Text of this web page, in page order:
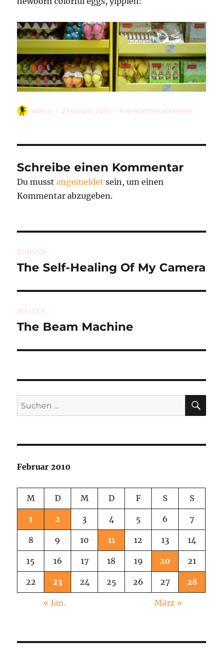
Autor
admin
Veröffentlicht
2 Februar, 2010 Kategorien
Hier kommt alles rein!
Schreibe einen Kommentar
Du musstangemeldet sein, um einen
Kommentar abzugeben.
ZURÜCK
Vorheriger
The Self-Healing Of My Camera
WEITER
Nächster
The Beam Machine
Suchen
nach:
Februar 2010
M D M D F S S
1 2 3 4 5 6 7
8 9 10 11 12 13 14
15 16 17 18 19 20 21
22 23 24 25 26 27 28
« Jan. März »